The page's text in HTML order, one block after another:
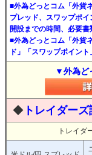
■外為どっとコム「外貨
プレッド、スワップポ
開設までの時間、必要書
■外為どっとコム「外貨
ド」「スワップポイン
▼外為ど
◆ トレイダー
トレイダ